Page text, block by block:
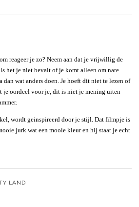
reageer je zo? Neem aan dat je vrijwillig de
het je niet bevalt of je komt alleen om nare
dan wat anders doen. Je hoeft dit niet te lezen of
je oordeel voor je, dit is niet je mening uiten
wordt geinspireerd door je stijl. Dat filmpje is
jurk wat een mooie kleur en hij staat je echt
LAND